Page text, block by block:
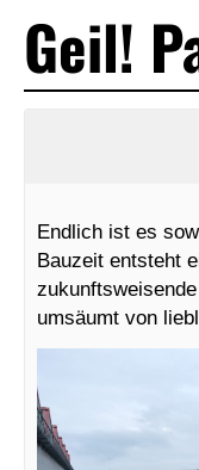
Geil!
Endlich ist es
Bauzeit entsteht
umsäumt von